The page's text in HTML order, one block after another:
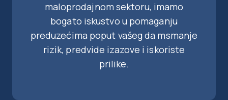
maloprodajnom sektoru, imamo
bogato iskustvo u pomaganju
preduzećima poput vašeg da msmanje
rizik, predvide izazove i iskoriste
prilike.